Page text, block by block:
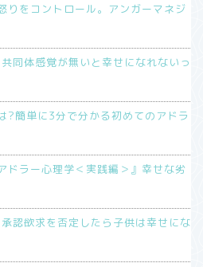
りをコントロール。アンガーマネジ
同体感覚が無いと幸せになれないっ
?簡単に3分で分かる初めてのアドラ
ドラー心理学＜実践編＞』幸せな劣
認欲求を否定したら子供は幸せにな